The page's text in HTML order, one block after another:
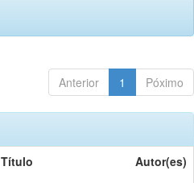
Anterior 1 Póximo
Título Autor(es)